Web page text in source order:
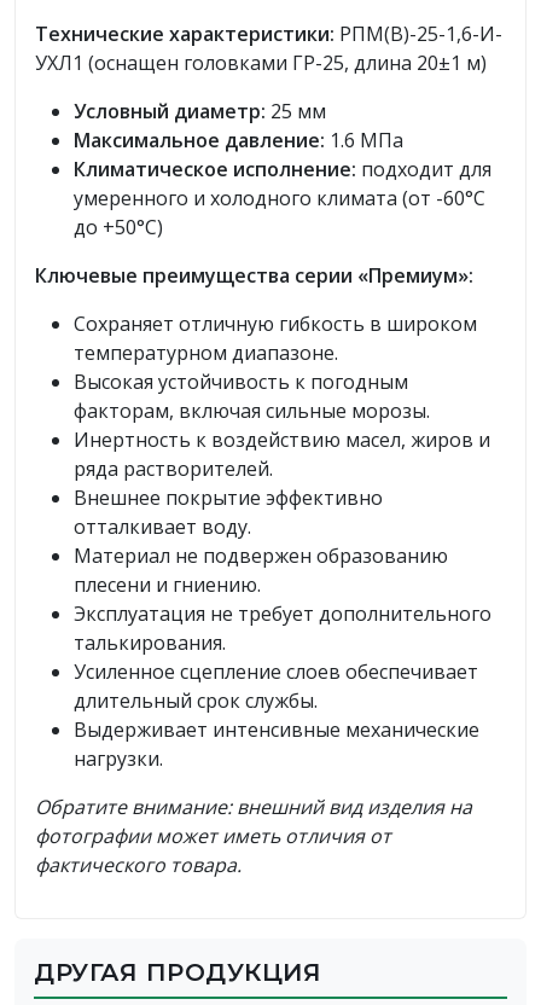
Технические характеристики: РПМ(В)-25-1,6-И-
УХЛ1 (оснащен головками ГР-25, длина 20±1 м)
Условный диаметр: 25 мм
Максимальное давление: 1.6 МПа
Климатическое исполнение: подходит для
умеренного и холодного климата (от -60°С
до +50°С)
Ключевые преимущества серии «Премиум»:
Сохраняет отличную гибкость в широком
температурном диапазоне.
Высокая устойчивость к погодным
факторам, включая сильные морозы.
Инертность к воздействию масел, жиров и
ряда растворителей.
Внешнее покрытие эффективно
отталкивает воду.
Материал не подвержен образованию
плесени и гниению.
Эксплуатация не требует дополнительного
талькирования.
Усиленное сцепление слоев обеспечивает
длительный срок службы.
Выдерживает интенсивные механические
нагрузки.
Обратите внимание: внешний вид изделия на
фотографии может иметь отличия от
фактического товара.
ДРУГАЯ ПРОДУКЦИЯ